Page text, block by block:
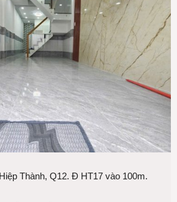
Thành, Q12. Đ HT17 vào 100m.